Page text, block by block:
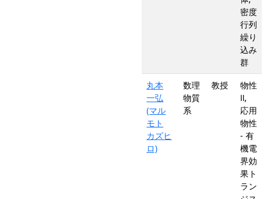
密度
行列
繰り
込み
群
丸本
一弘
(マル
モト
カズヒ
ロ)
数理
物質
系
教授
物性
Ⅱ,
応用
物性
- 有
機電
界効
果ト
ラン